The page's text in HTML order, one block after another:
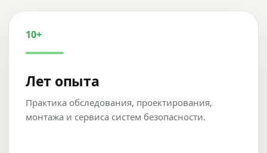
10+
Лет опыта
Практика обследования, проектирования,
монтажа и сервиса систем безопасности.